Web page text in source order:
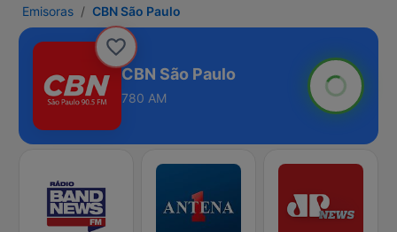
Emisoras CBN São Paulo
CBN São Paulo
780 AM